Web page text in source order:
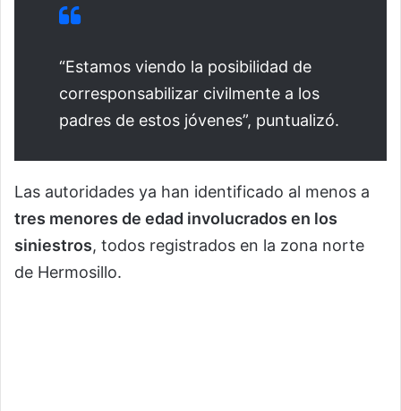
“Estamos viendo la posibilidad de
corresponsabilizar civilmente a los
padres de estos jóvenes”, puntualizó.
Las autoridades ya han identificado al menos a
tres menores de edad involucrados en los
siniestros, todos registrados en la zona norte
de Hermosillo.